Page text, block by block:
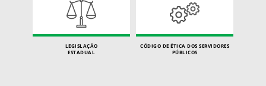
LEGISLAÇÃO
ESTADUAL
CÓDIGO DE ÉTICA DOS SERVIDORES
PÚBLICOS